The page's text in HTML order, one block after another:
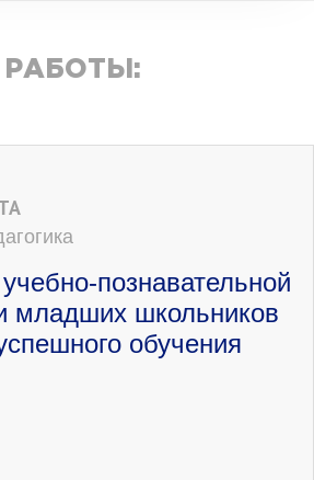
познавательной
младших школьников
обучения